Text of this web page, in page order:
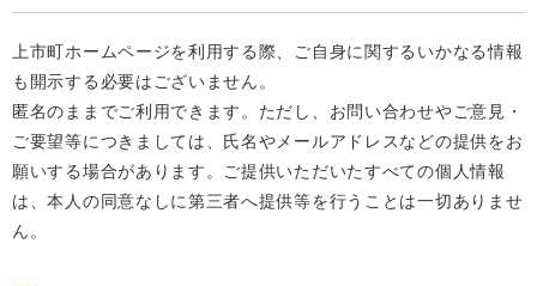
上市町ホームページを利用する際、ご自身に関するいかなる情報
も開示する必要はございません。
匿名のままでご利用できます。ただし、お問い合わせやご意見・
ご要望等につきましては、氏名やメールアドレスなどの提供をお
願いする場合があります。ご提供いただいたすべての個人情報
は、本人の同意なしに第三者へ提供等を行うことは一切ありませ
ん。